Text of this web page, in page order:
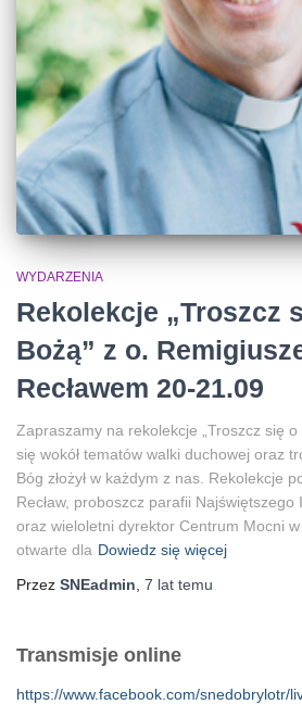
WYDARZENIA
Rekolekcje „Troszcz
Bożą” z o.
Recławem 20-21.09
Zapraszamy na rekolekcje „Troszcz się
się wokół tematów walki duchowej oraz
Bóg złożył w każdym z nas. Rekolekcje
Recław, proboszcz parafii
oraz wieloletni dyrektor Centrum Mocni
otwarte dla Dowiedz się więcej
Przez SNEadmin 7 lat temu
Transmisje online
https://www.facebook.com/snedobrylotr/